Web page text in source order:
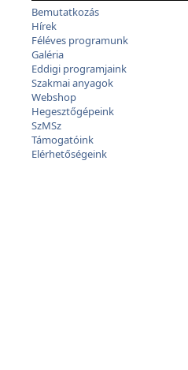
Bemutatkozás
Hírek
Féléves programunk
Galéria
Eddigi programjaink
Szakmai anyagok
Webshop
Hegesztőgépeink
SzMSz
Támogatóink
Elérhetőségeink